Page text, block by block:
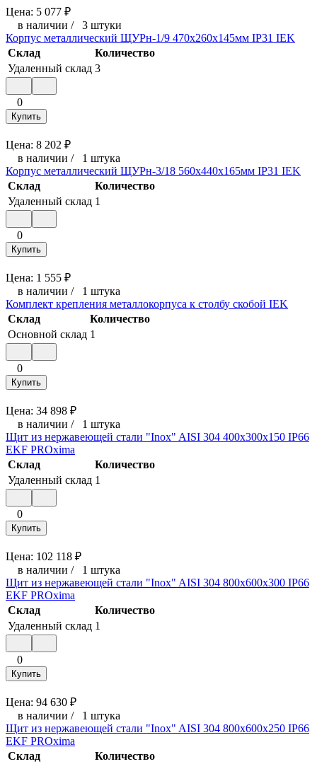
Цена: 5 077 ₽
в наличии / 3 штуки
Корпус металлический ЩУРн-1/9 470х260х145мм IP31 IEK
Склад
Количество
Удаленный склад 3
0
Купить
Цена: 8 202 ₽
в наличии / 1 штука
Корпус металлический ЩУРн-3/18 560х440х165мм IP31 IEK
Склад
Количество
Удаленный склад 1
0
Купить
Цена: 1 555 ₽
в наличии / 1 штука
Комплект крепления металлокорпуса к столбу скобой IEK
Склад
Количество
Основной склад 1
0
Купить
Цена: 34 898 ₽
в наличии / 1 штука
Щит из нержавеющей стали "Inox" AISI 304 400х300х150 IP66
EKF PROxima
Склад
Количество
Удаленный склад 1
0
Купить
Цена: 102 118 ₽
в наличии / 1 штука
Щит из нержавеющей стали "Inox" AISI 304 800х600х300 IP66
EKF PROxima
Склад
Количество
Удаленный склад 1
0
Купить
Цена: 94 630 ₽
в наличии / 1 штука
Щит из нержавеющей стали "Inox" AISI 304 800х600х250 IP66
EKF PROxima
Склад
Количество